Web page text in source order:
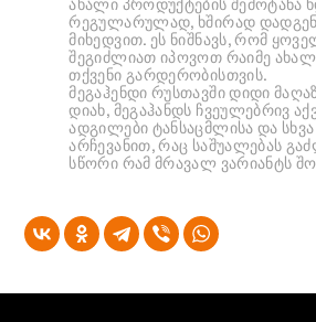
ახალი პროდუქტების შემოტანა
რეგულარულად, ხშირად
მიხედვით. ეს ნიშნავს, რომ
შეგიძლიათ იპოვოთ რაიმე
თქვენი გარდერობისთვის.
მეგაჰენდი რუსთავში დიდი
დიახ, მეგაჰანდს ჩვეულებრივ
ადგილები ტანსაცმლისა და
არჩევანით, რაც საშუალებას
სწორი რამ მრავალ ვარიანტს